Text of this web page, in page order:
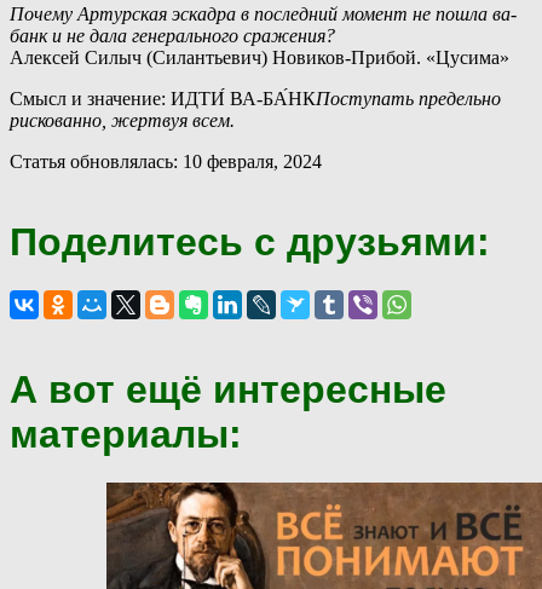
Почему Артурская эскадра в последний момент не пошла ва-
банк и не дала генерального сражения?
Алексей Силыч (Силантьевич) Новиков-Прибой. «Цусима»
Смысл и значение: ИДТИ́ ВА-БА́НКПоступать предельно
рискованно, жертвуя всем.
Статья обновлялась: 10 февраля, 2024
Поделитесь с друзьями:
А вот ещё интересные
материалы: